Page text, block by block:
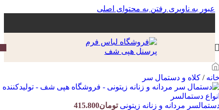
عبور به ناوبری رفتن به محتوای اصلی
/ کلاه و دستمال سر
مردانه و زنانه زیتونیتومان415.800